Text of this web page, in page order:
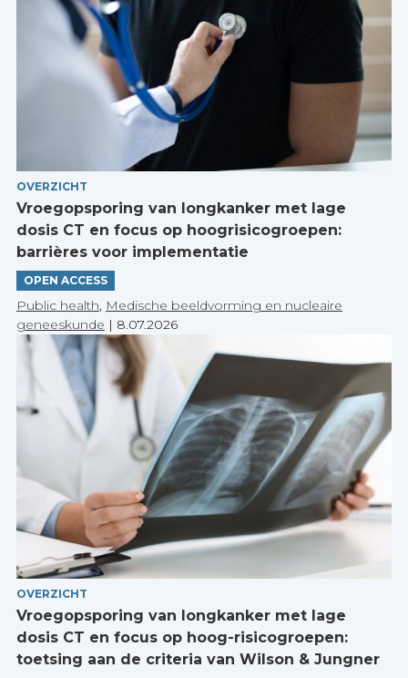
OVERZICHT
Vroegopsporing van longkanker met lage
dosis CT en focus op hoogrisicogroepen:
barrières voor implementatie
OPEN ACCESS
Public health, Medische beeldvorming en nucleaire
geneeskunde | 8.07.2026
OVERZICHT
Vroegopsporing van longkanker met lage
dosis CT en focus op hoog-risicogroepen:
toetsing aan de criteria van Wilson & Jungner